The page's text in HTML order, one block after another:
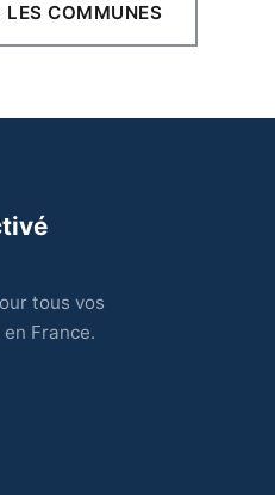
LES COMMUNES
tous vos
France.